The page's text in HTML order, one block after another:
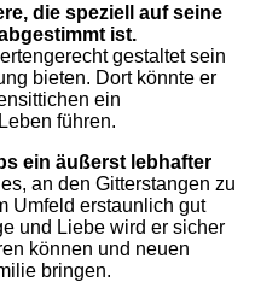
die speziell auf seine
ist.
gestaltet sein
bieten. Dort könnte er
ein
führen.
ein äußerst lebhafter
an den Gitterstangen zu
Umfeld erstaunlich gut
und Liebe wird er sicher
können und neuen
bringen.